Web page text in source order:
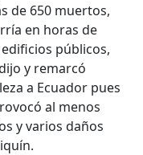
de 650 muertos,
en horas de
públicos,
y remarcó
a Ecuador pues
al menos
y varios daños